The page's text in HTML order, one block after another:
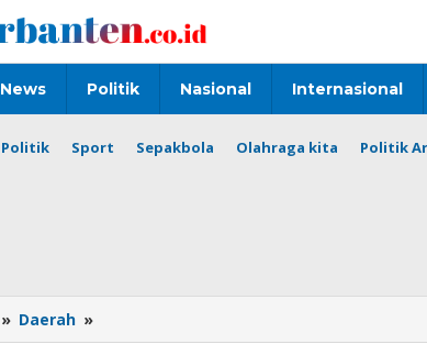
News Politik Nasional Internasional
Politik Sport Sepakbola Olahraga kita Politik
» Daerah »